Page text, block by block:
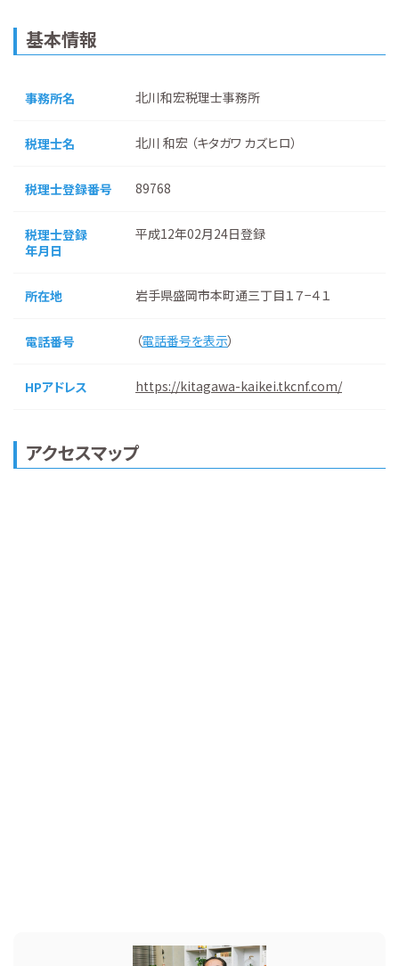
基本情報
事務所名 北川和宏税理士事務所
税理士名 北川 和宏 （キタガワ カズヒロ）
税理士登録番号 89768
税理士登録
年月日
平成12年02月24日登録
所在地 岩手県盛岡市本町通三丁目１７−４１
電話番号 （電話番号を表示）
HPアドレス https://kitagawa-kaikei.tkcnf.com/
アクセスマップ